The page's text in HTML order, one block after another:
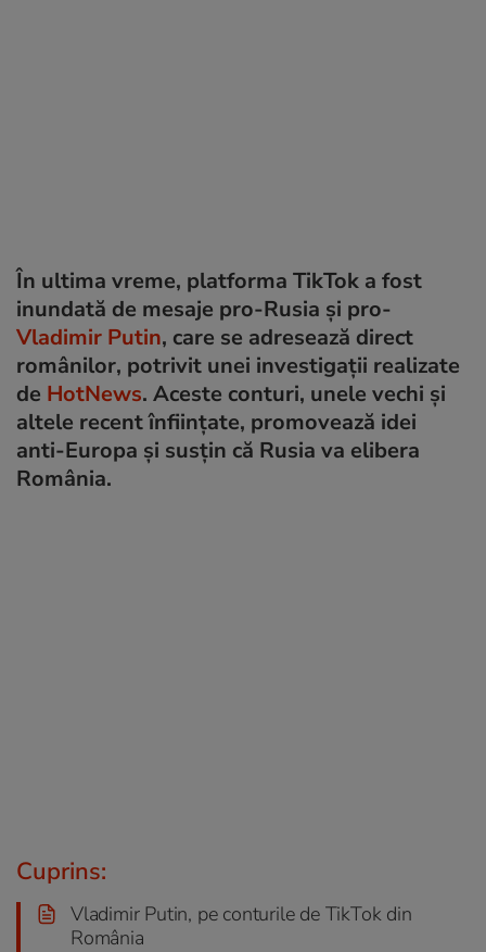
În ultima vreme, platforma TikTok a fost
inundată de mesaje pro-Rusia și pro-
Vladimir Putin, care se adresează direct
românilor, potrivit unei investigații realizate
de HotNews. Aceste conturi, unele vechi și
altele recent înființate, promovează idei
anti-Europa și susțin că Rusia va elibera
România.
Cuprins:
Vladimir Putin, pe conturile de TikTok din
România